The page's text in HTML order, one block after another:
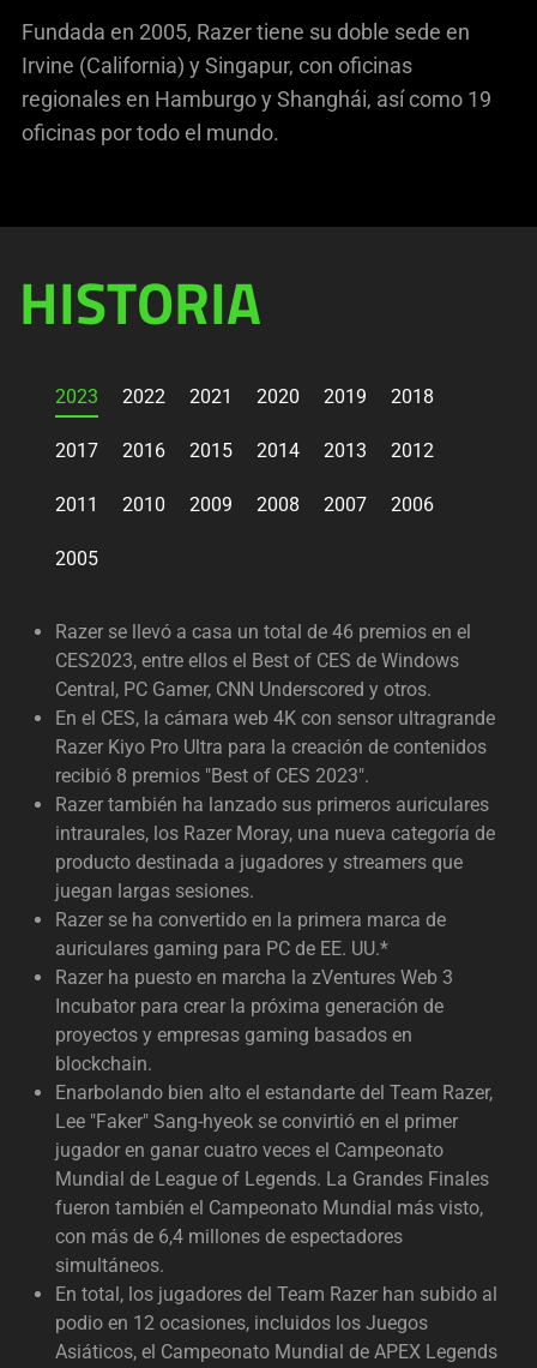
Fundada en 2005, Razer tiene su doble sede en
Irvine (California) y Singapur, con oficinas
regionales en Hamburgo y Shanghái, así como 19
oficinas por todo el mundo.
HISTORIA
2023 2022 2021 2020 2019 2018
2017 2016 2015 2014 2013 2012
2011 2010 2009 2008 2007 2006
2005
Razer se llevó a casa un total de 46 premios en el
CES2023, entre ellos el Best of CES de Windows
Central, PC Gamer, CNN Underscored y otros.
En el CES, la cámara web 4K con sensor ultragrande
Razer Kiyo Pro Ultra para la creación de contenidos
recibió 8 premios "Best of CES 2023".
Razer también ha lanzado sus primeros auriculares
intraurales, los Razer Moray, una nueva categoría de
producto destinada a jugadores y streamers que
juegan largas sesiones.
Razer se ha convertido en la primera marca de
auriculares gaming para PC de EE. UU.*
Razer ha puesto en marcha la zVentures Web 3
Incubator para crear la próxima generación de
proyectos y empresas gaming basados en
blockchain.
Enarbolando bien alto el estandarte del Team Razer,
Lee "Faker" Sang-hyeok se convirtió en el primer
jugador en ganar cuatro veces el Campeonato
Mundial de League of Legends. La Grandes Finales
fueron también el Campeonato Mundial más visto,
con más de 6,4 millones de espectadores
simultáneos.
En total, los jugadores del Team Razer han subido al
podio en 12 ocasiones, incluidos los Juegos
Asiáticos, el Campeonato Mundial de APEX Legends